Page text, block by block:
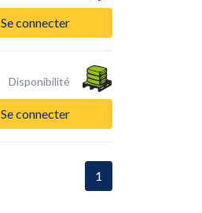
Se connecter
Disponibilité
Se connecter
1